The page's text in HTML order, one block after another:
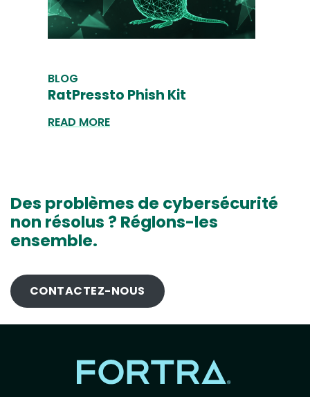
BLOG
RatPressto Phish Kit
READ MORE
Des problèmes de cybersécurité
non résolus ? Réglons-les
ensemble.
CONTACTEZ-NOUS